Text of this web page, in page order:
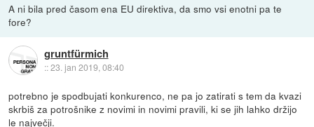
A ni bila pred časom ena EU direktiva, da smo vsi enotni pa te
fore?
gruntfürmich
::23. jan 2019, 08:40
potrebno je spodbujati konkurenco, ne pa jo zatirati s tem da kvazi
skrbiš za potrošnike z novimi in novimi pravili, ki se jih lahko držijo
le največji.